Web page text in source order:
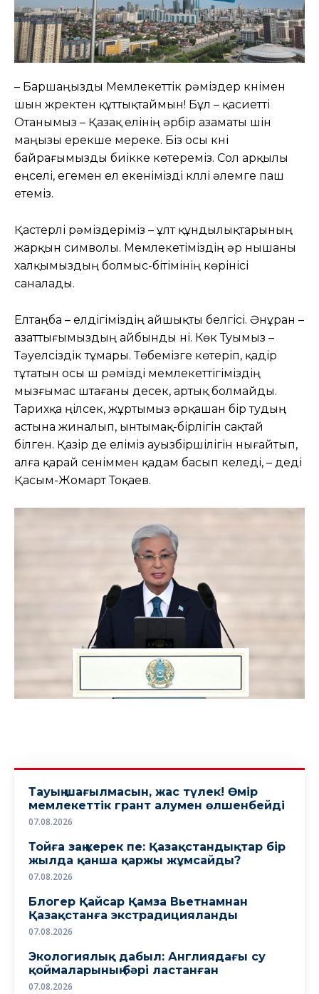
– Баршаңызды Мемлекеттік рәміздер күнімен
шын жүректен құттықтаймын! Бұл – қасиетті
Отанымыз – Қазақ елінің әрбір азаматы үшін
маңызы ерекше мереке. Біз осы күні
байрағымызды биікке көтереміз. Сол арқылы
еңселі, егемен ел екенімізді күллі әлемге паш
етеміз.
Қастерлі рәміздеріміз – ұлт құндылықтарының
жарқын символы. Мемлекетіміздің әр нышаны
халқымыздың болмыс-бітімінің көрінісі
саналады.
Елтаңба – елдігіміздің айшықты белгісі. Әнұран –
азаттығымыздың айбынды үні. Көк Туымыз –
Тәуелсіздік тұмары. Төбемізге көтеріп, қадір
тұтатын осы үш рәмізді мемлекеттігіміздің
мызғымас үштағаны десек, артық болмайды.
Тарихқа үңілсек, жұртымыз әрқашан бір тудың
астына жиналып, ынтымақ-бірлігін сақтай
білген. Қазір де еліміз ауызбіршілігін нығайтып,
алға қарай сеніммен қадам басып келеді, – деді
Қасым-Жомарт Тоқаев.
Тауың шағылмасын, жас түлек! Өмiр
мемлекеттiк грант алумен өлшенбейдi
07.08.2026
Тойға заң керек пе: Қазақстандықтар бір
жылда қанша қаржы жұмсайды?
07.08.2026
Блогер Қайсар Қамза Вьетнамнан
Қазақстанға экстрадицияланды
07.08.2026
Экологиялық дабыл: Англиядағы су
қоймаларының бәрі ластанған
07.08.2026